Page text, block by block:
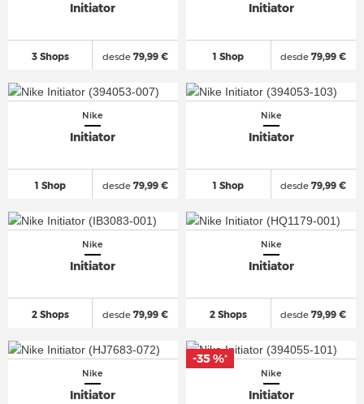
Initiator
3 Shops desde79,99 €
Initiator
1 Shop desde 79,99 €
Nike
Initiator
1 Shop desde79,99 €
Nike
Initiator
1 Shop desde 79,99 €
Nike
Initiator
2 Shops desde79,99 €
Nike
Initiator
2 Shops desde 79,99 €
Nike
Initiator
Nike
Initiator
-35 %*